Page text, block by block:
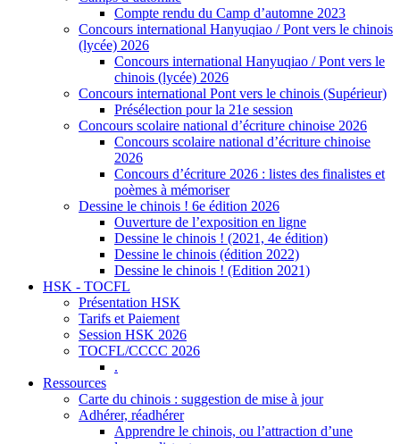
Compte rendu du Camp d’automne 2023
Concours international Hanyuqiao / Pont vers le chinois
(lycée) 2026
Concours international Hanyuqiao / Pont vers le
chinois (lycée) 2026
Concours international Pont vers le chinois (Supérieur)
Présélection pour la 21e session
Concours scolaire national d’écriture chinoise 2026
Concours scolaire national d’écriture chinoise
2026
Concours d’écriture 2026 : listes des finalistes et
poèmes à mémoriser
Dessine le chinois ! 6e édition 2026
Ouverture de l’exposition en ligne
Dessine le chinois ! (2021, 4e édition)
Dessine le chinois (édition 2022)
Dessine le chinois ! (Edition 2021)
HSK - TOCFL
Présentation HSK
Tarifs et Paiement
Session HSK 2026
TOCFL/CCCC 2026
.
Ressources
Carte du chinois : suggestion de mise à jour
Adhérer, réadhérer
Apprendre le chinois, ou l’attraction d’une